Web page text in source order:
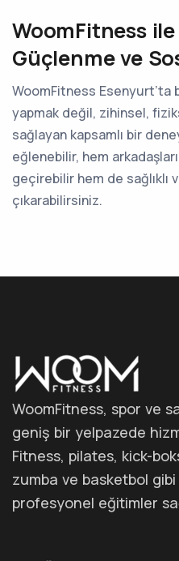
WoomFitness
Güçlenme ve
WoomFitness Esenyurt’ta
yapmak değil, zihinsel,
sağlayan kapsamlı bir
eğlenebilir, hem
geçirebilir hem de sağlıklı
çıkarabilirsiniz.
WoomFitness, spor ve
geniş bir yelpazede
Fitness, pilates, kick-
zumba ve basketbol
profesyonel eğitimler